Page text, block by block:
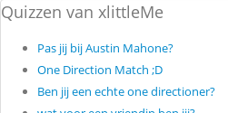
Quizzen van xlittleMe
Pas jij bij Austin Mahone?
One Direction Match ;D
Ben jij een echte one directioner?